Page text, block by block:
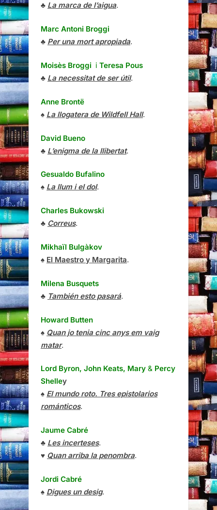
♣ La marca de l’aigua.
Marc Antoni Broggi
♣ Per una mort apropiada.
Moisès Broggi i Teresa Pous
♣ La necessitat de ser útil.
Anne Brontë
♠ La llogatera de Wildfell Hall.
David Bueno
♣ L’enigma de la llibertat.
Gesualdo Bufalino
♠ La llum i el dol.
Charles Bukowski
♣ Correus.
Mikhaïl Bulgàkov
♠ El Maestro y Margarita.
Milena Busquets
♣ También esto pasará.
Howard Butten
♠ Quan jo tenia cinc anys em vaig
matar.
Lord Byron, John Keats, Mary & Percy
Shelley
♠ El mundo roto. Tres epistolarios
románticos.
Jaume Cabré
♣ Les incerteses.
♥ Quan arriba la penombra.
Jordi Cabré
♠ Digues un desig.